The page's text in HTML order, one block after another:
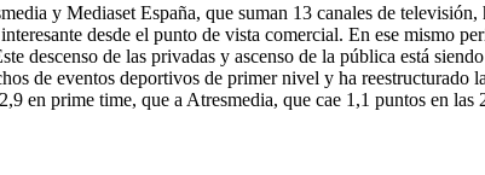
y Mediaset España, que suman 13 canales de
desde el punto de vista comercial. En ese mismo
descenso de las privadas y ascenso de la pública está
de eventos deportivos de primer nivel y ha
en prime time, que a Atresmedia, que cae 1,1 puntos en